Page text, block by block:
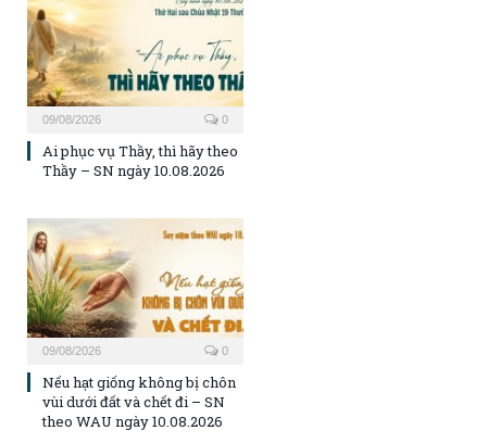
09/08/2026 0
Ai phục vụ Thầy, thì hãy theo
Thầy – SN ngày 10.08.2026
09/08/2026 0
Nếu hạt giống không bị chôn
vùi dưới đất và chết đi – SN
theo WAU ngày 10.08.2026